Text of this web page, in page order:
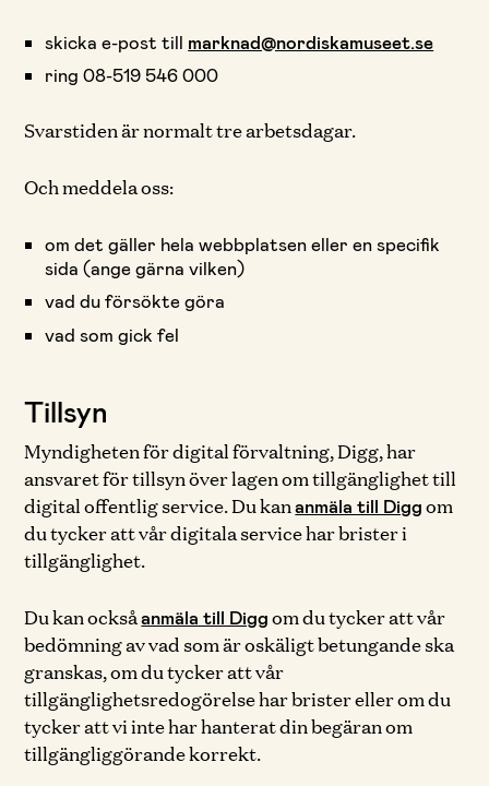
skicka e-post till marknad@nordiskamuseet.se
ring 08-519 546 000
Svarstiden är normalt tre arbetsdagar.
Och meddela oss:
om det gäller hela webbplatsen eller en specifik
sida (ange gärna vilken)
vad du försökte göra
vad som gick fel
Tillsyn
Myndigheten för digital förvaltning, Digg, har
ansvaret för tillsyn över lagen om tillgänglighet till
digital offentlig service. Du kananmäla till Digg om
du tycker att vår digitala service har brister i
tillgänglighet.
Du kan ocksåanmäla till Digg om du tycker att vår
bedömning av vad som är oskäligt betungande ska
granskas, om du tycker att vår
tillgänglighetsredogörelse har brister eller om du
tycker att vi inte har hanterat din begäran om
tillgängliggörande korrekt.